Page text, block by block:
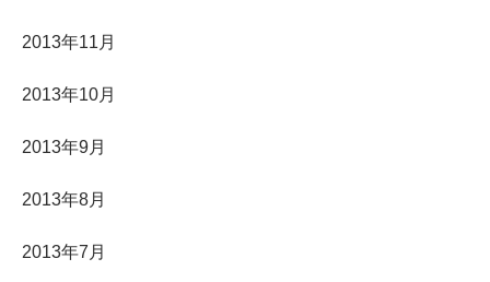
2013年11月
2013年10月
2013年9月
2013年8月
2013年7月